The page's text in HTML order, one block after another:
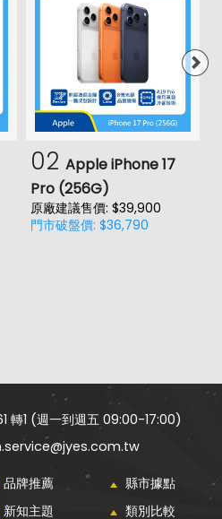
02 Apple iPhone 17
Pro (256G)
原廠建議售價: $39,900
門市破盤價: $36,790
轉1 (週一到週五 09:00-17:00)
品牌推薦
縣市據點
新知主題 類別比較